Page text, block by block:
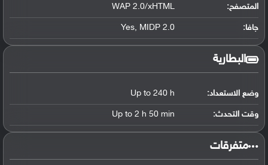
المتصفح: WAP 2.0/xHTML
جافا: Yes, MIDP 2.0
البطارية
وضع الاستعداد: Up to 240 h
وقت التحدث: Up to 2 h 50 min
‏متفرقات‏